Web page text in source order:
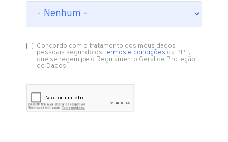
Concordo com o tratamento dos meus dados
pessoais segundo ostermos e condições da PPL,
que se regem pelo Regulamento Geral de Proteção
de Dados